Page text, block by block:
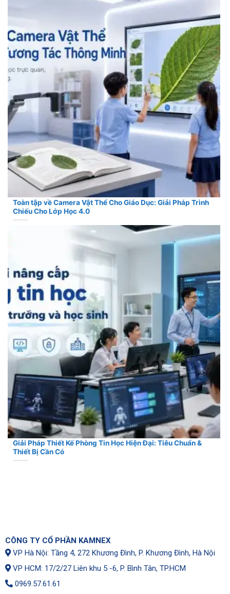
Toàn tập về Camera Vật Thể Cho Giáo Dục: Giải Pháp Trình
Chiếu Cho Lớp Học 4.0
Giải Pháp Thiết Kế Phòng Tin Học Hiện Đại: Tiêu Chuẩn &
Thiết Bị Cần Có
CÔNG TY CỔ PHẦN KAMNEX
VP Hà Nội: Tầng 4, 272 Khương Đình, P. Khương Đình, Hà Nội
VP HCM: 17/2/27 Liên khu 5 -6, P. Bình Tân, TP.HCM
0969.57.61.61